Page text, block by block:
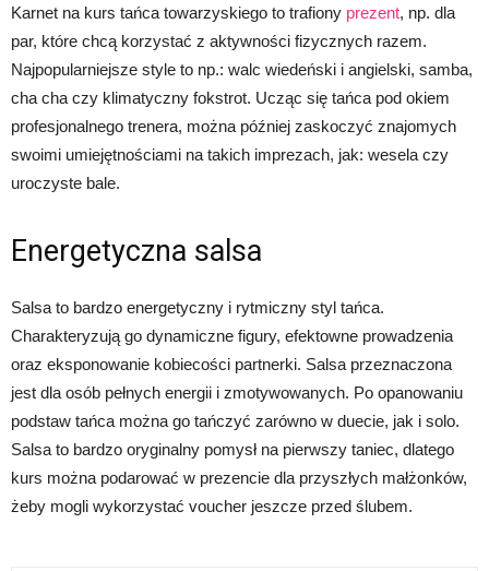
Karnet na kurs tańca towarzyskiego to trafiony prezent, np. dla
par, które chcą korzystać z aktywności fizycznych razem.
Najpopularniejsze style to np.: walc wiedeński i angielski, samba,
cha cha czy klimatyczny fokstrot. Ucząc się tańca pod okiem
profesjonalnego trenera, można później zaskoczyć znajomych
swoimi umiejętnościami na takich imprezach, jak: wesela czy
uroczyste bale.
Energetyczna salsa
Salsa to bardzo energetyczny i rytmiczny styl tańca.
Charakteryzują go dynamiczne figury, efektowne prowadzenia
oraz eksponowanie kobiecości partnerki. Salsa przeznaczona
jest dla osób pełnych energii i zmotywowanych. Po opanowaniu
podstaw tańca można go tańczyć zarówno w duecie, jak i solo.
Salsa to bardzo oryginalny pomysł na pierwszy taniec, dlatego
kurs można podarować w prezencie dla przyszłych małżonków,
żeby mogli wykorzystać voucher jeszcze przed ślubem.